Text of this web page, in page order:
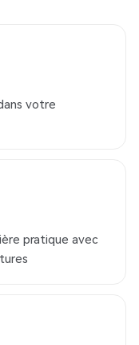
votre
pratique avec